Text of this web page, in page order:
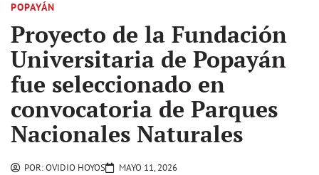
POPAYÁN
Proyecto de la Fundación
Universitaria de Popayán
fue seleccionado en
convocatoria de Parques
Nacionales Naturales
POR:OVIDIO HOYOS MAYO 11, 2026